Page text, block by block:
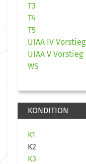
T3
T4
T5
UIAA IV Vorstieg
UIAA V Vorstieg
WS
KONDITION
K1
K2
K3